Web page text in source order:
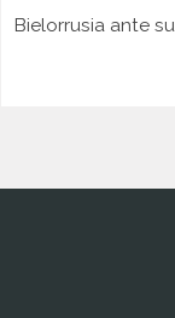
Bielorrusia ante